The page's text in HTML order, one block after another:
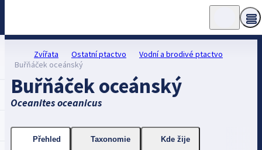
Zvířata Ostatní ptactvo
Vodní a brodivé ptactvo
Buřňáček oceánský
Buřňáček oceánský
Oceanites oceanicus
Přehled Taxonomie Kde žije